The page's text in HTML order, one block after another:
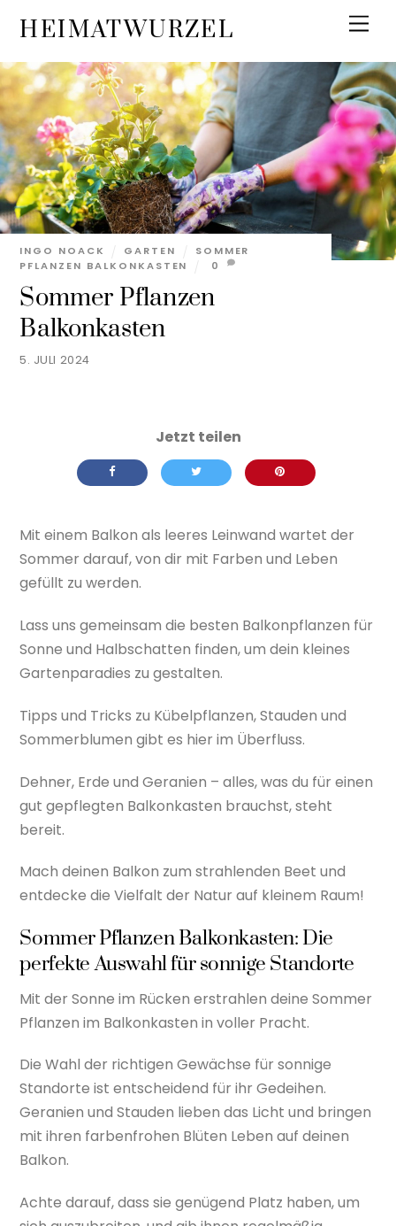
content
HEIMATWURZEL
5. JULI 2024
Sommer Pflanzen
Balkonkasten
INGO NOACK GARTEN
SOMMER
PFLANZEN BALKONKASTEN
0
Mit einem Balkon als leeres Leinwand wartet der
Sommer darauf, von dir mit Farben und Leben
gefüllt zu werden.
Lass uns gemeinsam die besten Balkonpflanzen für
Sonne und Halbschatten finden, um dein kleines
Gartenparadies zu gestalten.
Tipps und Tricks zu Kübelpflanzen, Stauden und
Sommerblumen gibt es hier im Überfluss.
Dehner, Erde und Geranien – alles, was du für einen
gut gepflegten Balkonkasten brauchst, steht
bereit.
Mach deinen Balkon zum strahlenden Beet und
entdecke die Vielfalt der Natur auf kleinem Raum!
Sommer Pflanzen Balkonkasten: Die
perfekte Auswahl für sonnige Standorte
Mit der Sonne im Rücken erstrahlen deine Sommer
Pflanzen im Balkonkasten in voller Pracht.
Die Wahl der richtigen Gewächse für sonnige
Standorte ist entscheidend für ihr Gedeihen.
Geranien und Stauden lieben das Licht und bringen
mit ihren farbenfrohen Blüten Leben auf deinen
Balkon.
Achte darauf, dass sie genügend Platz haben, um